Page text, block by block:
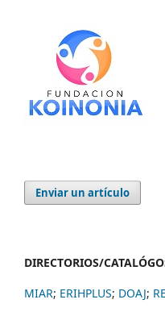
Enviar un artículo
DIRECTORIOS/
MIAR; ERIHPLUS; DOAJ;